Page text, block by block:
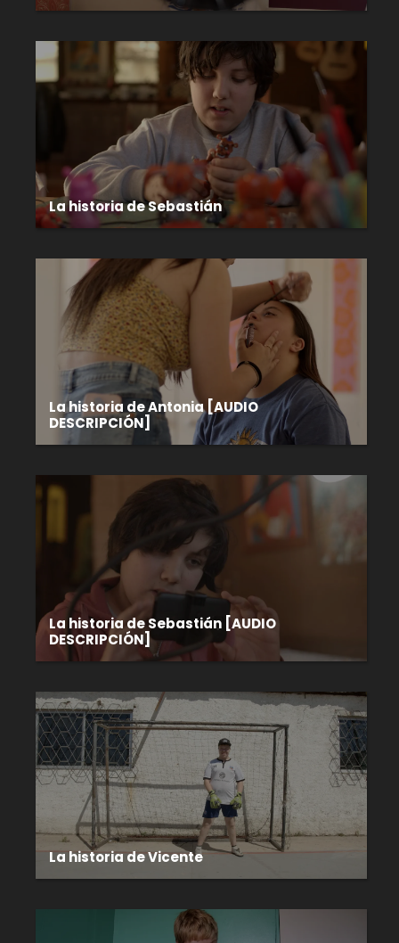
La historia de Sebastián
La historia de Antonia [AUDIO
DESCRIPCIÓN]
La historia de Sebastián [AUDIO
DESCRIPCIÓN]
La historia de Vicente